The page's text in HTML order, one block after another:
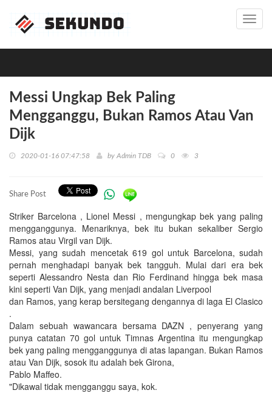
Messi Ungkap Bek Paling
Mengganggu, Bukan Ramos Atau Van
Dijk
2020-01-16 07:47:58 by Admin TDB 0 3
Share Post
Striker Barcelona , Lionel Messi , mengungkap bek yang paling
mengganggunya. Menariknya, bek itu bukan sekaliber Sergio
Ramos atau Virgil van Dijk.
Messi, yang sudah mencetak 619 gol untuk Barcelona, sudah
pernah menghadapi banyak bek tangguh. Mulai dari era bek
seperti Alessandro Nesta dan Rio Ferdinand hingga bek masa
kini seperti Van Dijk, yang menjadi andalan Liverpool
dan Ramos, yang kerap bersitegang dengannya di laga El Clasico
.
Dalam sebuah wawancara bersama DAZN , penyerang yang
punya catatan 70 gol untuk Timnas Argentina itu mengungkap
bek yang paling mengganggunya di atas lapangan. Bukan Ramos
atau Van Dijk, sosok itu adalah bek Girona,
Pablo Maffeo.
"Dikawal tidak mengganggu saya, kok.